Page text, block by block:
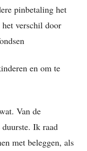
pinbetaling het
verschil door
en om te
Van de
duurste. Ik raad
met beleggen, als